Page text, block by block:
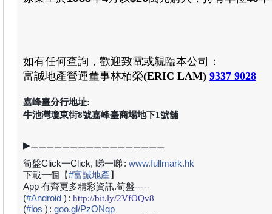
如有任何查詢，歡迎致電或親臨本公司：
富誠地產營運董事林栢榮(ERIC LAM) 9337 9028
嘉峰臺分行地址:
牛池灣瓊東街8號嘉峰臺商場地下1號舖
▶⚊⚊⚊⚊⚊⚊⚊⚊⚊⚊⚊⚊⚊⚊⚊⚊⚊
筍盤Click一Click, 睇一睇: www.fullmark.hk
下載一個【#富誠地產】
App 有齊更多精彩資訊.筍盤-----
(#Android ) : http://bit.ly/2VfOQv8
(#los ) : goo.gl/PzONqp